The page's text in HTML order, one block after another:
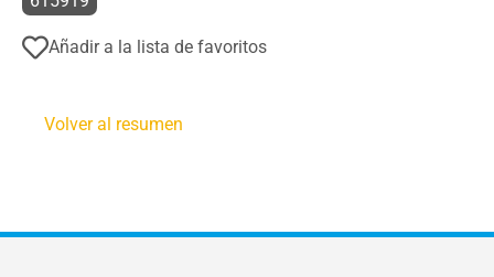
Añadir a la lista de favoritos
Volver al resumen